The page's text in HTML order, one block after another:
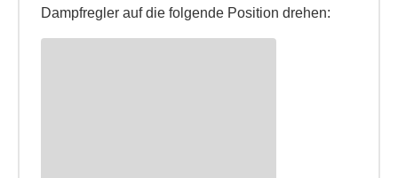
Dampfregler auf die folgende Position drehen: